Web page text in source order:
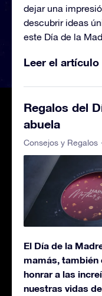
dejar una
descubrir ideas
este Día de la
Leer el
Regalos del
abuela
Consejos y Regalos
El Día de la
mamás,
honrar a las
nuestras vidas